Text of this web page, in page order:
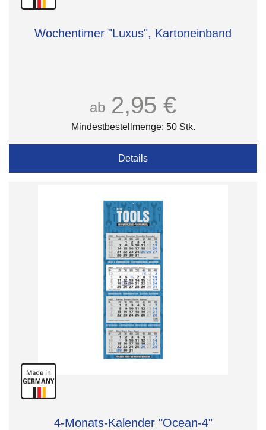
Wochentimer "Luxus", Kartoneinband
ab 2,95 €
Mindestbestellmenge: 50 Stk.
Details
4-Monats-Kalender "Ocean-4"